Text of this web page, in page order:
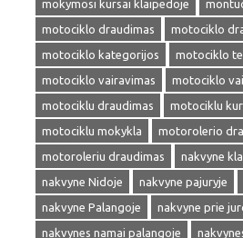
mokymosi kursai klaipedoje
motociklo draudimas
motociklo
motociklo kategorijos
motociklo
motociklo vairavimas
motociklo
motociklu draudimas
motociklu
motociklu mokykla
motorolerio
motoroleriu draudimas
nakvyne
nakvyne Nidoje
nakvyne pajuryje
nakvyne Palangoje
nakvyne prie
nakvynes namai palangoje